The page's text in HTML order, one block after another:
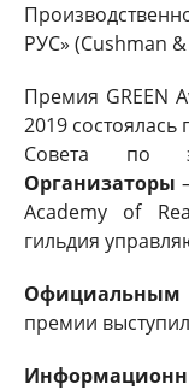
РУС» (Cushman
Премия GREEN
2019
Совета по
Организаторы
Academy of
гильдия
Официальным
премии